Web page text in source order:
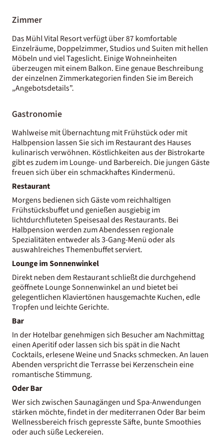
Zimmer
Das Mühl Vital Resort verfügt über 87 komfortable
Einzelräume, Doppelzimmer, Studios und Suiten mit hellen
Möbeln und viel Tageslicht. Einige Wohneinheiten
überzeugen mit einem Balkon. Eine genaue Beschreibung
der einzelnen Zimmerkategorien finden Sie im Bereich
„Angebotsdetails”.
Gastronomie
Wahlweise mit Übernachtung mit Frühstück oder mit
Halbpension lassen Sie sich im Restaurant des Hauses
kulinarisch verwöhnen. Köstlichkeiten aus der Bistrokarte
gibt es zudem im Lounge- und Barbereich. Die jungen Gäste
freuen sich über ein schmackhaftes Kindermenü.
Restaurant
Morgens bedienen sich Gäste vom reichhaltigen
Frühstücksbuffet und genießen ausgiebig im
lichtdurchfluteten Speisesaal des Restaurants. Bei
Halbpension werden zum Abendessen regionale
Spezialitäten entweder als 3-Gang-Menü oder als
auswahlreiches Themenbuffet serviert.
Lounge im Sonnenwinkel
Direkt neben dem Restaurant schließt die durchgehend
geöffnete Lounge Sonnenwinkel an und bietet bei
gelegentlichen Klaviertönen hausgemachte Kuchen, edle
Tropfen und leichte Gerichte.
Bar
In der Hotelbar genehmigen sich Besucher am Nachmittag
einen Aperitif oder lassen sich bis spät in die Nacht
Cocktails, erlesene Weine und Snacks schmecken. An lauen
Abenden verspricht die Terrasse bei Kerzenschein eine
romantische Stimmung.
Oder Bar
Wer sich zwischen Saunagängen und Spa-Anwendungen
stärken möchte, findet in der mediterranen Oder Bar beim
Wellnessbereich frisch gepresste Säfte, bunte Smoothies
oder auch süße Leckereien.